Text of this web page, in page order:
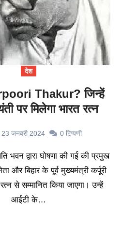
देश
Thakur? जिन्हें
पर मिलेगा भारत रत्न
23 जनवरी 2024 0 टिप्पणी
और बिहार के पूर्व मुख्यमंत्री कर्पूरी
से सम्मानित किया जाएगा। उन्हें
आईटी के…